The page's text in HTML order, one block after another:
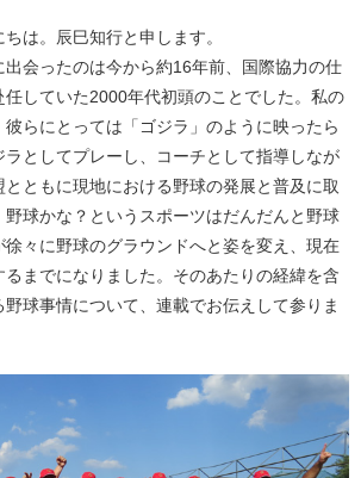
は。辰巳知行と申します。
会ったのは今から約16年前、国際協力の仕
していた2000年代初頭のことでした。私の
彼らにとっては「ゴジラ」のように映ったら
ラとしてプレーし、コーチとして指導しなが
とともに現地における野球の発展と普及に取
野球かな？というスポーツはだんだんと野球
徐々に野球のグラウンドへと姿を変え、現在
までになりました。そのあたりの経緯を含
球事情について、連載でお伝えして参りま